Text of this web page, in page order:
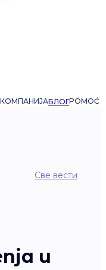
КОМПАНИЈАБЛОГPOMOĆ
Све вести
u